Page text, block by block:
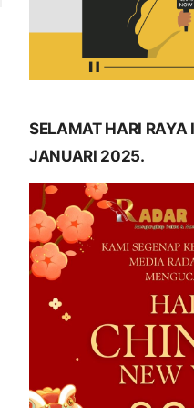
SELAMAT HARI RAYA
JANUARI 2025.